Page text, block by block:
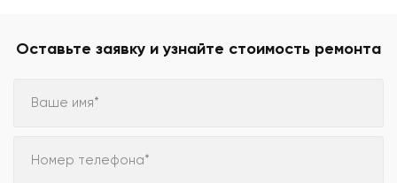
Оставьте заявку и узнайте стоимость ремонта
Ваше имя*
Номер телефона*